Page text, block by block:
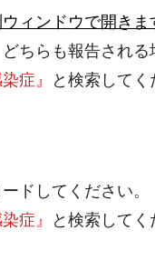
ィンドウで開きま
ちらも報告され
症』 と検索してく
ドしてください。
症』 と検索してく